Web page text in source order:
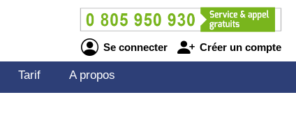
Se connecter Créer un compte
Tarif A propos